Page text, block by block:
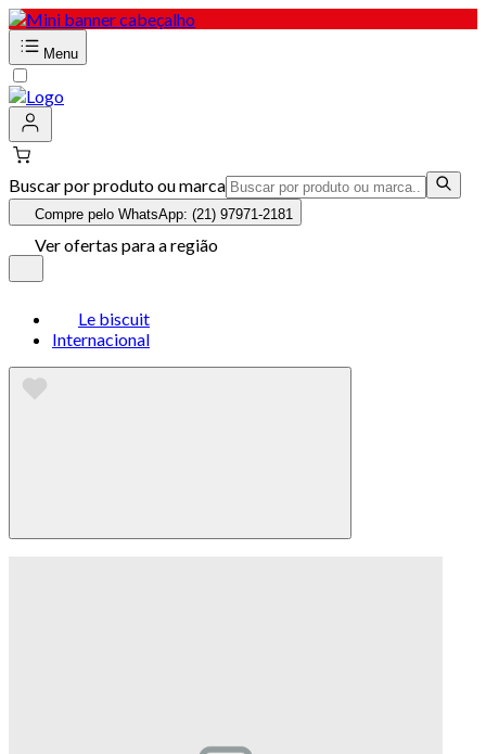
Menu
Buscar por produto ou marca
Compre pelo WhatsApp: (21) 97971-2181
Ver ofertas para a região
Le biscuit
Internacional